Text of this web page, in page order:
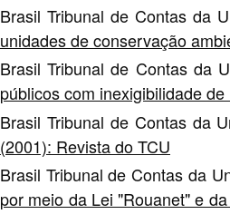
Brasil Tribunal de Contas da
unidades de conservação
Brasil Tribunal de Contas da
públicos com inexigibilidade
Brasil Tribunal de Contas da
(2001): Revista do TCU
Brasil Tribunal de Contas da
por meio da Lei "Rouanet" e